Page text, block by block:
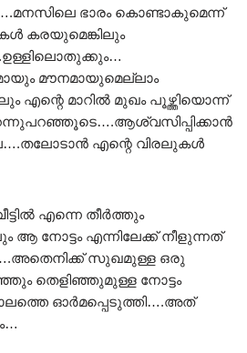
ഭാരം കൊണ്ടാകുമെന്ന്
കരയുമെങ്കിലും
മൗനമായുമെല്ലാം
മാറിൽ മുഖം പൂഴ്ത്തിയൊന്ന്
എന്റെ വിരലുകൾ
എന്നെ തീർത്തും
ആ നോട്ടം എന്നിലേക്ക് നീളുന്നത്
സുഖമുള്ള ഒരു
തെളിഞ്ഞുമുള്ള നോട്ടം
ഓർമപ്പെടുത്തി….അത്